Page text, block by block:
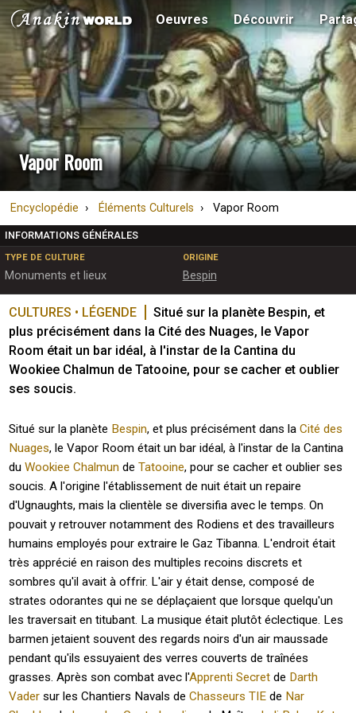
Oeuvres Découvrir
Vapor Room
Encyclopédie Éléments Culturels Vapor Room
INFORMATIONS GÉNÉRALES
TYPE DE CULTURE
Monuments et lieux
ORIGINE
Bespin
CULTURES • LÉGENDE
Situé sur la planète Bespin, et
plus précisément dans la Cité des Nuages, le Vapor
Room était un bar idéal, à l'instar de la Cantina du
Wookiee Chalmun de Tatooine, pour se cacher et oublier
ses soucis.
Situé sur la planète Bespin, et plus précisément dans laCité des
Nuages, le Vapor Room était un bar idéal, à l'instar de la Cantina
duWookiee Chalmun deTatooine, pour se cacher et oublier ses
soucis. A l'origine l'établissement de nuit était un repaire
d'Ugnaughts, mais la clientèle se diversifia avec le temps. On
pouvait y retrouver notamment des Rodiens et des travailleurs
humains employés pour extraire le Gaz Tibanna. L'endroit était
très apprécié en raison des multiples recoins discrets et
sombres qu'il avait à offrir. L'air y était dense, composé de
strates odorantes qui ne se déplaçaient que lorsque quelqu'un
les traversait en titubant. La musique était plutôt éclectique. Les
barmen jetaient souvent des regards noirs d'un air maussade
pendant qu'ils essuyaient des verres couverts de traînées
grasses. Après son combat avec l'Apprenti Secret de Darth
Vader sur les Chantiers Navals deChasseurs TIE de Nar